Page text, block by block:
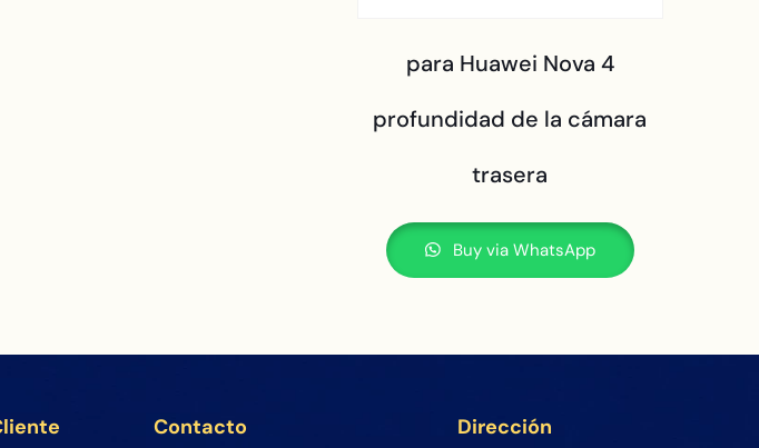
para Huawei Nova 4
profundidad de la cámara
trasera
Buy via WhatsApp
Contacto Dirección